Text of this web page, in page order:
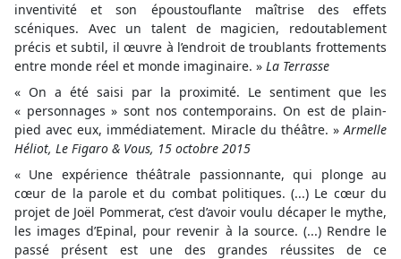
inventivité et son époustouflante maîtrise des effets
scéniques. Avec un talent de magicien, redoutablement
précis et subtil, il œuvre à l’endroit de troublants frottements
entre monde réel et monde imaginaire. » La Terrasse
« On a été saisi par la proximité. Le sentiment que les
« personnages » sont nos contemporains. On est de plain-
pied avec eux, immédiatement. Miracle du théâtre. »Armelle
Héliot, Le Figaro & Vous, 15 octobre 2015
« Une expérience théâtrale passionnante, qui plonge au
cœur de la parole et du combat politiques. (...) Le cœur du
projet de Joël Pommerat, c’est d’avoir voulu décaper le mythe,
les images d’Epinal, pour revenir à la source. (...) Rendre le
passé présent est une des grandes réussites de ce